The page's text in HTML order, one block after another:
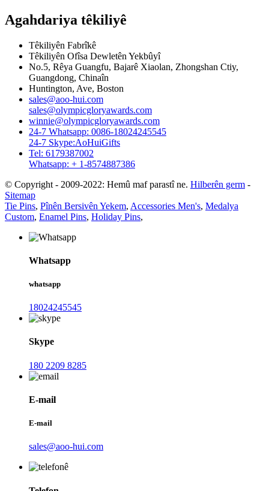
Agahdariya têkiliyê
Têkiliyên Fabrîkê
Têkiliyên Ofîsa Dewletên Yekbûyî
No.5, Rêya Guangfu, Bajarê Xiaolan, Zhongshan Ctiy,
Guangdong, Chinaîn
Huntington, Ave, Boston
sales@aoo-hui.com
sales@olympicgloryawards.com
winnie@olympicgloryawards.com
24-7 Whatsapp: 0086-18024245545
24-7 Skype:AoHuiGifts
Tel: 6179387002
Whatsapp: + 1-8574887386
© Copyright - 2009-2022: Hemû maf parastî ne. Hilberên germ -
Sitemap
Tie Pins, Pînên Bersivên Yekem, Accessories Men's, Medalya
Custom, Enamel Pins, Holiday Pins,
Whatsapp
whatsapp
18024245545
Skype
180 2209 8285
E-mail
E-mail
sales@aoo-hui.com